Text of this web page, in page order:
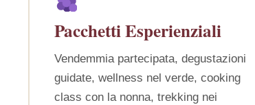
Pacchetti Esperienziali
Vendemmia partecipata, degustazioni
guidate, wellness nel verde, cooking
class con la nonna, trekking nei